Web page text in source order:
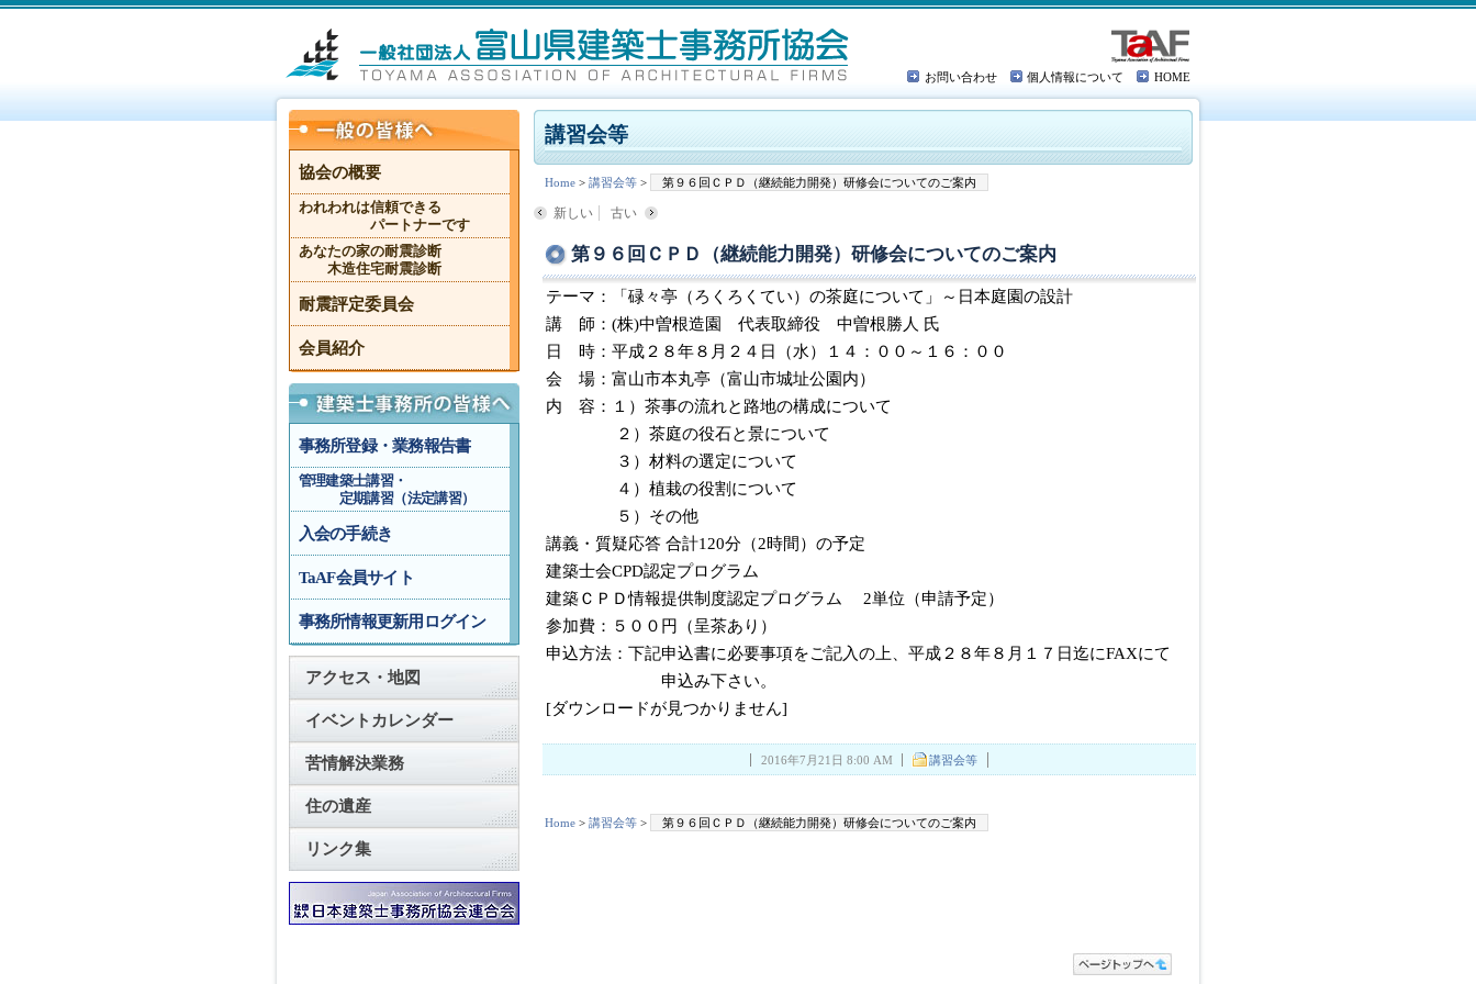
お問い合わせ 個人情報について HOME
講習会等
Home > 講習会等 > 第９６回ＣＰＤ（継続能力開発）研修会についてのご案内
新しい 古い
第９６回ＣＰＤ（継続能力開発）研修会についてのご案内
テーマ：「碌々亭（ろくろくてい）の茶庭について」～日本庭園の設計
講 師：(株)中曽根造園 代表取締役 中曽根勝人 氏
日 時：平成２８年８月２４日（水）１４：００～１６：００
会 場：富山市本丸亭（富山市城址公園内）
内 容：１）茶事の流れと路地の構成について
２）茶庭の役石と景について
３）材料の選定について
４）植栽の役割について
５）その他
講義・質疑応答 合計120分（2時間）の予定
建築士会CPD認定プログラム
建築ＣＰＤ情報提供制度認定プログラム 2単位（申請予定）
参加費：５００円（呈茶あり）
申込方法：下記申込書に必要事項をご記入の上、平成２８年８月１７日迄にFAXにて
申込み下さい。
[ダウンロードが見つかりません]
2016年7月21日 8:00 AM 講習会等
Home > 講習会等 > 第９６回ＣＰＤ（継続能力開発）研修会についてのご案内
協会の概要
われわれは信頼できる
パートナーです
あなたの家の耐震診断
木造住宅耐震診断
耐震評定委員会
会員紹介
事務所登録・業務報告書
管理建築士講習・
定期講習（法定講習）
入会の手続き
TaAF会員サイト
事務所情報更新用ログイン
アクセス・地図
イベントカレンダー
苦情解決業務
住の遺産
リンク集